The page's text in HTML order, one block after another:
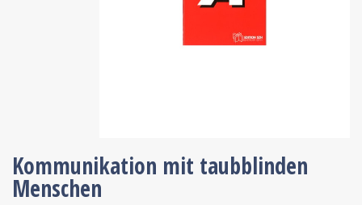
Kommunikation mit taubblinden
Menschen